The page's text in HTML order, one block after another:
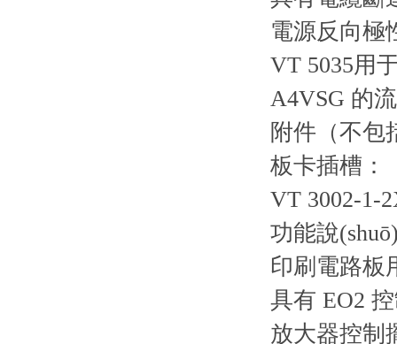
電源反向極
VT 5035用
A4VSG 的
附件（不包
板卡插槽：
VT 3002-1-
功能說
印刷電路板
具有 EO2
放大器控制